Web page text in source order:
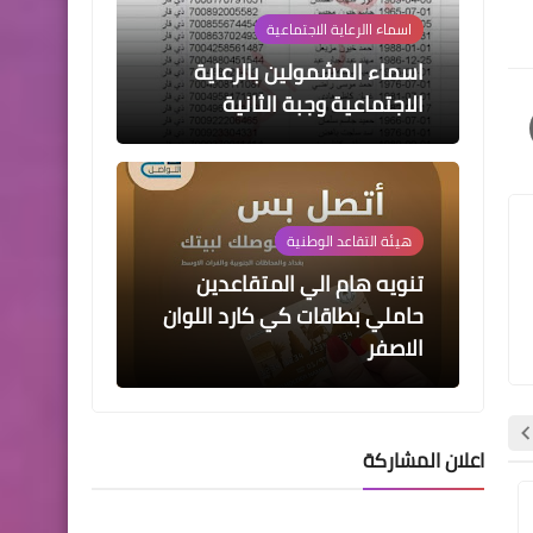
تنويه هام الي المتقاعدين
حاملي بطاقات كي كارد اللوان
الاصفر
اخبار العامة
أسماء المستفيدين من قطع
الأراضي ( الوجبة ١٩ )
اخبارالطقس
اعلان المشاركة